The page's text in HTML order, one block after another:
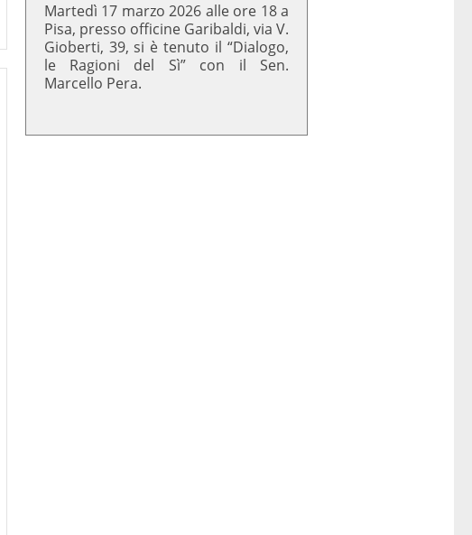
Martedì 17 marzo 2026 alle ore 18 a
Pisa, presso officine Garibaldi, via V.
Gioberti, 39, si è tenuto il “Dialogo,
le Ragioni del Sì” con il Sen.
Marcello Pera.